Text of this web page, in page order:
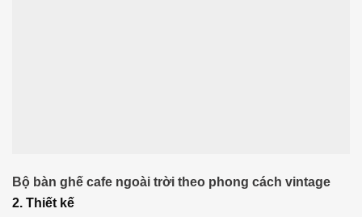
Bộ bàn ghế cafe ngoài trời theo phong cách vintage
2. Thiết kế